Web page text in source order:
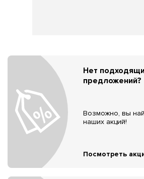
Нет
предложений?
Возможно, вы
наших акций!
Посмотреть